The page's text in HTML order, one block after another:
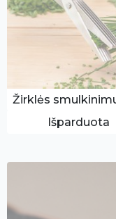
Žirklės
Išparduota